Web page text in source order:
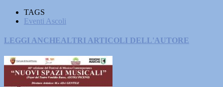
TAGS
Eventi Ascoli
LEGGI ANCHEALTRI ARTICOLI DELL'AUTORE